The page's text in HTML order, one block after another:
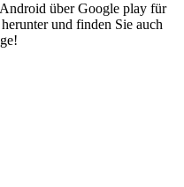
über Google play für
und finden Sie auch